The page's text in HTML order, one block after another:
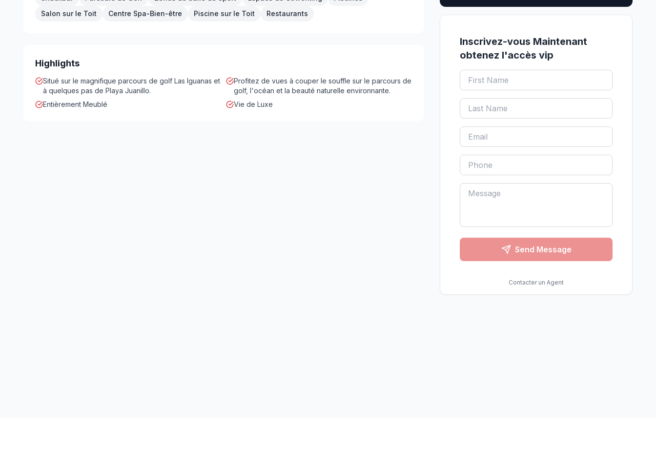
Salon sur le Toit
Centre Spa-Bien-être Piscine sur le Toit Restaurants
Highlights
Situé sur le magnifique parcours de golf Las Iguanas et
à quelques pas de Playa Juanillo.
Profitez de vues à couper le souffle sur le parcours de
golf, l'océan et la beauté naturelle environnante.
Entièrement Meublé
Vie de Luxe
Inscrivez-vous Maintenant
obtenez l'accès vip
Send Message
Contacter un Agent